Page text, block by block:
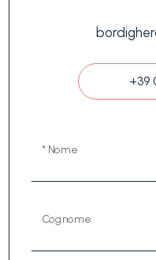
+39
* Nome
Cognome